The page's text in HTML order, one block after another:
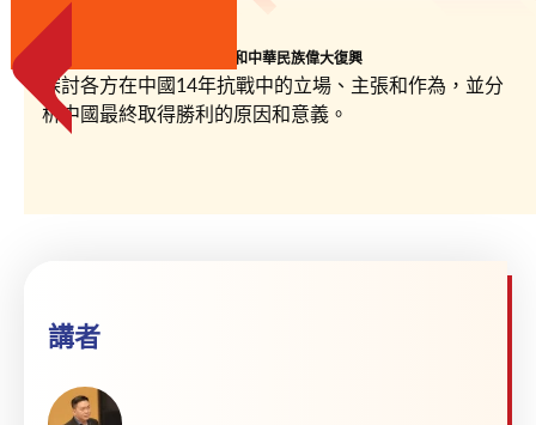
從必亡論到持久戰 — 抗日戰爭和中華民族偉大復興
探討各方在中國14年抗戰中的立場、主張和作為，並分
析中國最終取得勝利的原因和意義。
講者